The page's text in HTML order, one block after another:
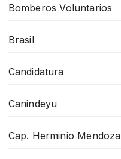
Bomberos Voluntarios
Brasil
Candidatura
Canindeyu
Cap. Herminio Mendoza